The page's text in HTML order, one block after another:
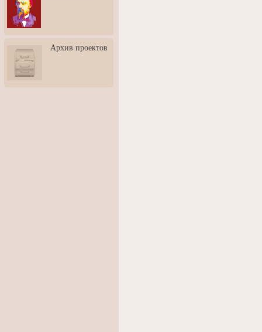
3: Обусловленности
человека и их влияние на
карьеру
скульптором Дмитрием
Тугариновым
АртБульвар в День города
Архив проектов